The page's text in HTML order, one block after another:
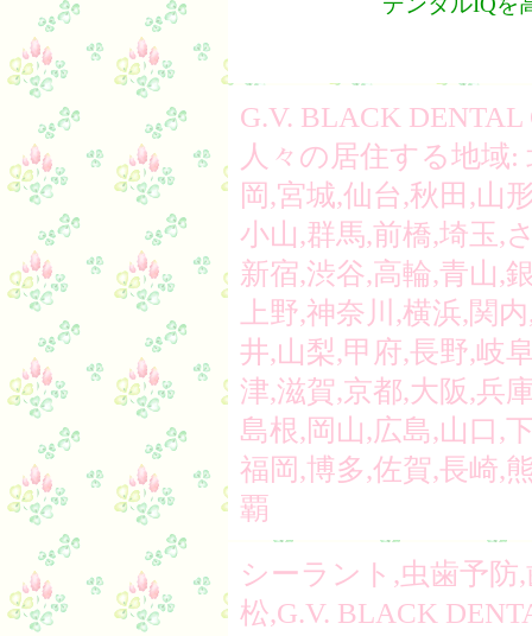
G.V. BLACK
人々の居住する地域:
岡,宮城,仙台,秋田,山
小山,群馬,前橋,埼玉,
新宿,渋谷,高輪,青山,
上野,神奈川,横浜,関
井,山梨,甲府,長野,岐
津,滋賀,京都,大阪,兵
島根,岡山,広島,山口,
福岡,博多,佐賀,長崎,
覇
シーラント,虫歯予防
松,G.V. BLACK